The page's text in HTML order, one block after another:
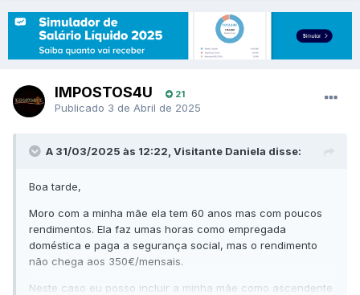
IMPOSTOS4U 21
Publicado 3 de Abril de 2025
A 31/03/2025 às 12:22, Visitante Daniela disse:
Boa tarde,
Moro com a minha mãe ela tem 60 anos mas com poucos
rendimentos. Ela faz umas horas como empregada
doméstica e paga a segurança social, mas o rendimento
não chega aos 350€/mensais.
Neste caso eu posso incluir a minha mãe como ascendente